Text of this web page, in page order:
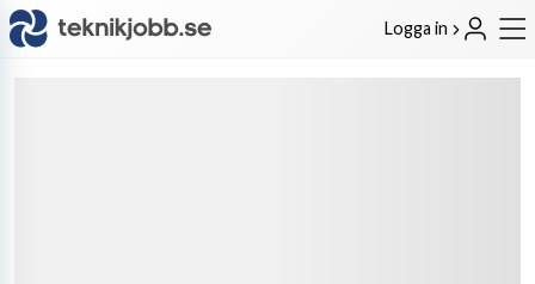
Logga in